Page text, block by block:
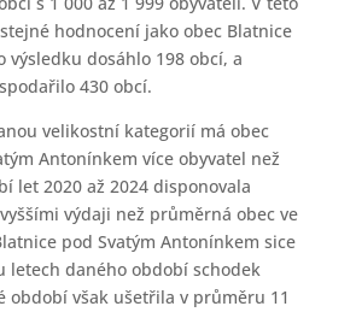
hodnocení jako obec Blatnice
výsledku dosáhlo 198 obcí, a
430 obcí.
velikostní kategorií má obec
Antonínkem více obyvatel než
let 2020 až 2024 disponovala
výdaji než průměrná obec ve
pod Svatým Antonínkem sice
letech daného období schodek
období však ušetřila v průměru 11